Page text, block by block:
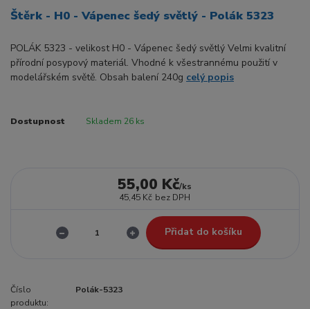
Štěrk - H0 - Vápenec šedý světlý - Polák 5323
POLÁK 5323 - velikost H0 - Vápenec šedý světlý Velmi kvalitní
přírodní posypový materiál. Vhodné k všestrannému použití v
modelářském světě. Obsah balení 240g celý popis
Dostupnost Skladem 26 ks
55,00 Kč/ks
45,45 Kč bez DPH
Přidat do košíku
Číslo
produktu:
Polák-5323